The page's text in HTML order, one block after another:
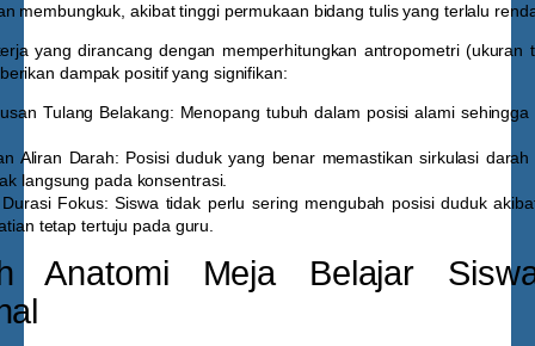
membungkuk, akibat tinggi permukaan bidang tulis yang terlalu
yang dirancang dengan memperhitungkan antropometri (ukuran
dampak positif yang signifikan:
Tulang Belakang: Menopang tubuh dalam posisi alami
Aliran Darah: Posisi duduk yang benar memastikan sirkulasi
langsung pada konsentrasi.
Fokus: Siswa tidak perlu sering mengubah posisi duduk
tetap tertuju pada guru.
Anatomi Meja Belajar